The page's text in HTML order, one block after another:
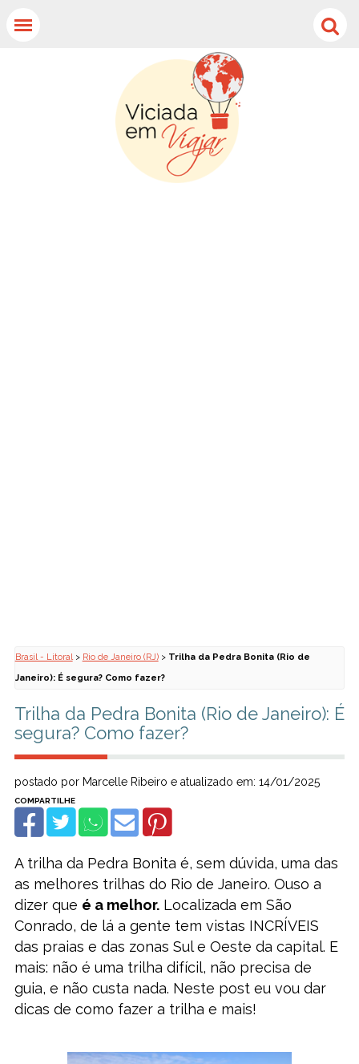
Brasil - Litoral> Rio de Janeiro (RJ)> Trilha da Pedra Bonita (Rio de
Janeiro): É segura? Como fazer?
Trilha da Pedra Bonita (Rio de Janeiro): É
segura? Como fazer?
postado por Marcelle Ribeiro e atualizado em: 14/01/2025
A trilha da Pedra Bonita é, sem dúvida, uma das
as melhores trilhas do Rio de Janeiro. Ouso a
dizer que é a melhor.Localizada em São
Conrado, de lá a gente tem vistas INCRÍVEIS
das praias e das zonas Sul e Oeste da capital. E
mais: não é uma trilha difícil, não precisa de
guia, e não custa nada. Neste post eu vou dar
dicas de como fazer a trilha e mais!